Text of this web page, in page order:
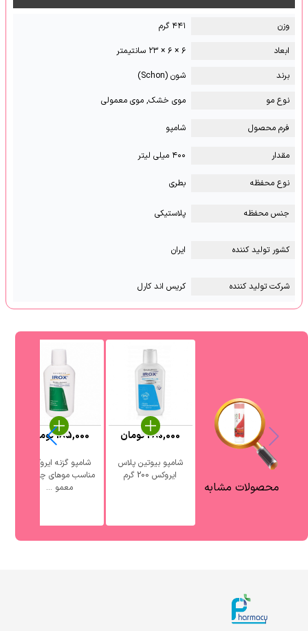
وزن
۴۴۱ گرم
ابعاد
۶ × ۶ × ۲۳ سانتیمتر
برند
شون (Schon)
نوع مو
موی خشک, موی معمولی
فرم محصول شامپو
مقدار ۴۰۰ میلی لیتر
نوع محفظه بطری
جنس محفظه پلاستیکی
کشور تولید کننده ایران
شرکت تولید کننده کریس اند کارل
محصولات مشابه
شامپو بیوتین پلاس
ایروکس 200 گرم
280,000تومان
شامپو گزنه ایروکس
مناسب موهای چرب و
معمو ...
185,000تومان